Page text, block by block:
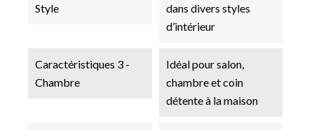
Style
dans divers styles
d’intérieur
Caractéristiques 3 -
Chambre
Idéal pour salon,
chambre et coin
détente à la maison